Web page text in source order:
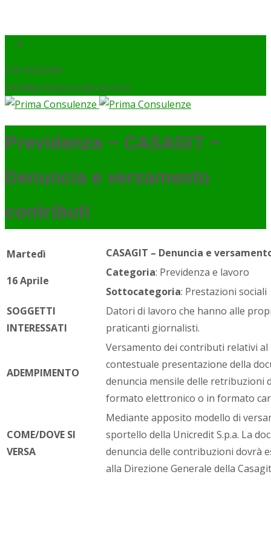
075 9920290
info@primaconsulenze.com
Previdenza – CASAGIT –
Denuncia e versamento
contributi
Martedì
16 Aprile
CASAGIT – Denuncia e
Categoria: Previdenza e lavoro
Sottocategoria: Prestazioni sociali
SOGGETTI
INTERESSATI
Datori di lavoro che hanno alle
praticanti giornalisti.
ADEMPIMENTO
Versamento dei contributi relativi al
contestuale presentazione della
denuncia mensile delle retribuzioni
formato elettronico o in formato
COME/DOVE SI
VERSA
Mediante apposito modello di
sportello della Unicredit S.p.a. La
denuncia delle contribuzioni dovrà
alla Direzione Generale della